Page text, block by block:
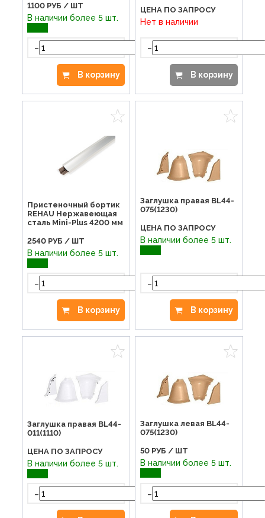
1100 РУБ / ШТ
В наличии более 5 шт.
-
В корзину
ЦЕНА ПО ЗАПРОСУ
Нет в наличии
-
В корзину
Пристеночный бортик
REHAU Нержавеющая
сталь Mini-Plus 4200 мм
2540 РУБ / ШТ
В наличии более 5 шт.
-
В корзину
Заглушка правая BL44-
075(1230)
ЦЕНА ПО ЗАПРОСУ
В наличии более 5 шт.
-
В корзину
Заглушка правая BL44-
011(1110)
ЦЕНА ПО ЗАПРОСУ
В наличии более 5 шт.
-
Заглушка левая BL44-
075(1230)
50 РУБ / ШТ
В наличии более 5 шт.
-